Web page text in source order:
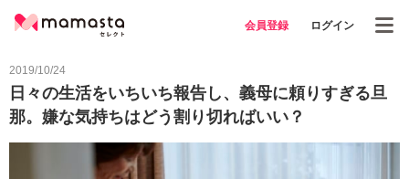
会員登録 ログイン
2019/10/24
日々の生活をいちいち報告し、義母に頼りすぎる旦
那。嫌な気持ちはどう割り切ればいい？